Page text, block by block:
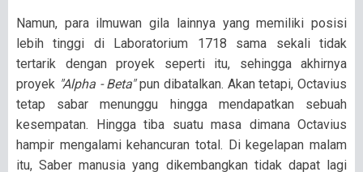
Namun, para ilmuwan gila lainnya yang memiliki posisi
lebih tinggi di Laboratorium 1718 sama sekali tidak
tertarik dengan proyek seperti itu, sehingga akhirnya
proyek "Alpha - Beta"pun dibatalkan. Akan tetapi, Octavius
tetap sabar menunggu hingga mendapatkan sebuah
kesempatan. Hingga tiba suatu masa dimana Octavius
hampir mengalami kehancuran total. Di kegelapan malam
itu, Saber manusia yang dikembangkan tidak dapat lagi